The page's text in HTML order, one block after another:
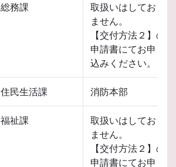
総務課
取扱いはしており
ません。
【交付方法２】の
申請書にてお申し
込みください。
住民生活課 消防本部
福祉課
取扱いはしており
ません。
【交付方法２】の
申請書にてお申し